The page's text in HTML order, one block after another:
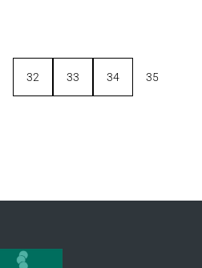
32 33 34 35